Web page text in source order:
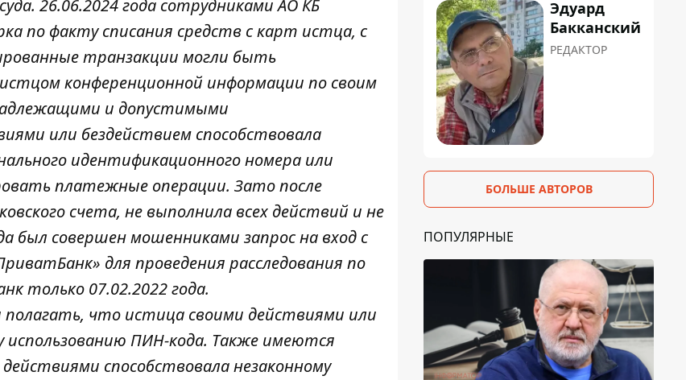
26.06.2024 года сотрудниками АО КБ
по факту списания средств с карт истца, с
транзакции могли быть
конференционной информации по своим
и допустимыми
или бездействием способствовала
идентификационного номера или
платежные операции. Зато после
счета, не выполнила всех действий и не
был совершен мошенниками запрос на вход с
для проведения расследования по
только 07.02.2022 года.
полагать, что истица своими действиями или
использованию ПИН-кода. Также имеются
способствовала незаконному
Эдуард
Бакканский
РЕДАКТОР
БОЛЬШЕ АВТОРОВ
ПОПУЛЯРНЫЕ